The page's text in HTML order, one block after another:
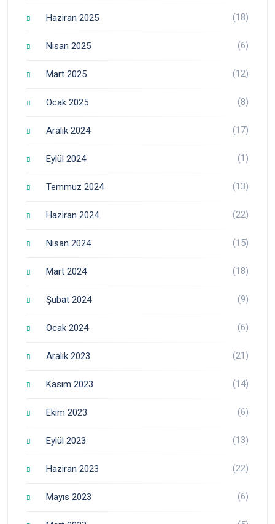
Haziran 2025 (18)
Nisan 2025 (6)
Mart 2025 (12)
Ocak 2025 (8)
Aralık 2024 (17)
Eylül 2024 (1)
Temmuz 2024 (13)
Haziran 2024 (22)
Nisan 2024 (15)
Mart 2024 (18)
Şubat 2024 (9)
Ocak 2024 (6)
Aralık 2023 (21)
Kasım 2023 (14)
Ekim 2023 (6)
Eylül 2023 (13)
Haziran 2023 (22)
Mayıs 2023 (6)